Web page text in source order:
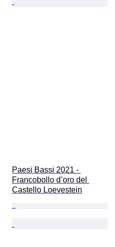
Paesi Bassi 2021 -
Francobollo d’oro del
Castello Loevestein